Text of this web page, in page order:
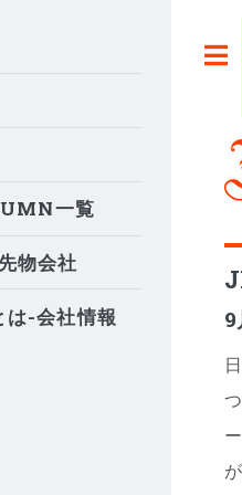
9
一覧
物会社
-会社情報